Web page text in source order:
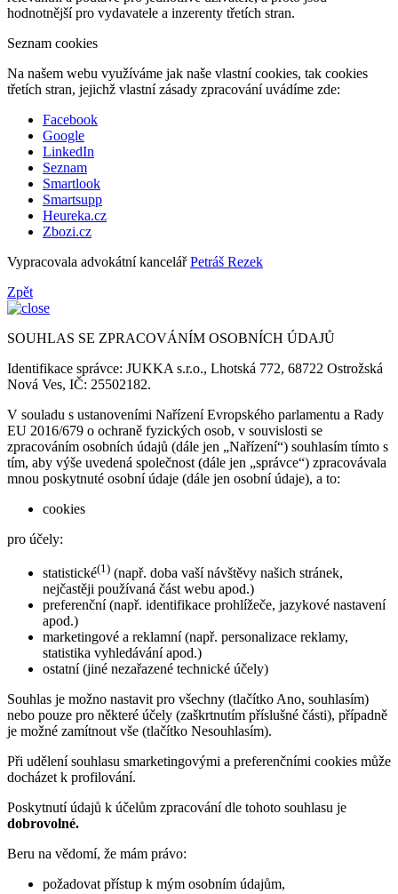
hodnotnější pro vydavatele a inzerenty třetích stran.
Seznam cookies
Na našem webu využíváme jak naše vlastní cookies, tak cookies
třetích stran, jejichž vlastní zásady zpracování uvádíme zde:
Facebook
Google
LinkedIn
Seznam
Smartlook
Smartsupp
Heureka.cz
Zbozi.cz
Vypracovala advokátní kancelářPetráš Rezek
Zpět
SOUHLAS SE ZPRACOVÁNÍM OSOBNÍCH ÚDAJŮ
Identifikace správce: JUKKA s.r.o., Lhotská 772, 68722 Ostrožská
Nová Ves, IČ: 25502182.
V souladu s ustanoveními Nařízení Evropského parlamentu a Rady
EU 2016/679 o ochraně fyzických osob, v souvislosti se
zpracováním osobních údajů (dále jen „Nařízení“) souhlasím tímto s
tím, aby výše uvedená společnost (dále jen „správce“) zpracovávala
mnou poskytnuté osobní údaje (dále jen osobní údaje), a to:
cookies
pro účely:
statistické(1) (např. doba vaší návštěvy našich stránek,
nejčastěji používaná část webu apod.)
preferenční (např. identifikace prohlížeče, jazykové nastavení
apod.)
marketingové a reklamní (např. personalizace reklamy,
statistika vyhledávání apod.)
ostatní (jiné nezařazené technické účely)
Souhlas je možno nastavit pro všechny (tlačítko Ano, souhlasím)
nebo pouze pro některé účely (zaškrtnutím příslušné části), případně
je možné zamítnout vše (tlačítko Nesouhlasím).
Při udělení souhlasu smarketingovými a preferenčními cookies může
docházet k profilování.
Poskytnutí údajů k účelům zpracování dle tohoto souhlasu je
dobrovolné.
Beru na vědomí, že mám právo:
požadovat přístup k mým osobním údajům,